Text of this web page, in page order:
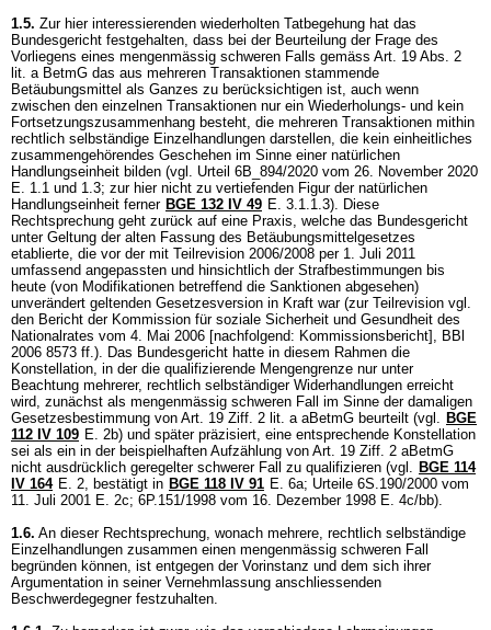
1.5. Zur hier interessierenden wiederholten Tatbegehung hat das
Bundesgericht festgehalten, dass bei der Beurteilung der Frage des
Vorliegens eines mengenmässig schweren Falls gemäss Art. 19 Abs. 2
lit. a BetmG das aus mehreren Transaktionen stammende
Betäubungsmittel als Ganzes zu berücksichtigen ist, auch wenn
zwischen den einzelnen Transaktionen nur ein Wiederholungs- und kein
Fortsetzungszusammenhang besteht, die mehreren Transaktionen mithin
rechtlich selbständige Einzelhandlungen darstellen, die kein einheitliches
zusammengehörendes Geschehen im Sinne einer natürlichen
Handlungseinheit bilden (vgl. Urteil 6B_894/2020 vom 26. November 2020
E. 1.1 und 1.3; zur hier nicht zu vertiefenden Figur der natürlichen
Handlungseinheit ferner BGE 132 IV 49 E. 3.1.1.3). Diese
Rechtsprechung geht zurück auf eine Praxis, welche das Bundesgericht
unter Geltung der alten Fassung des Betäubungsmittelgesetzes
etablierte, die vor der mit Teilrevision 2006/2008 per 1. Juli 2011
umfassend angepassten und hinsichtlich der Strafbestimmungen bis
heute (von Modifikationen betreffend die Sanktionen abgesehen)
unverändert geltenden Gesetzesversion in Kraft war (zur Teilrevision vgl.
den Bericht der Kommission für soziale Sicherheit und Gesundheit des
Nationalrates vom 4. Mai 2006 [nachfolgend: Kommissionsbericht], BBl
2006 8573 ff.). Das Bundesgericht hatte in diesem Rahmen die
Konstellation, in der die qualifizierende Mengengrenze nur unter
Beachtung mehrerer, rechtlich selbständiger Widerhandlungen erreicht
wird, zunächst als mengenmässig schweren Fall im Sinne der damaligen
Gesetzesbestimmung von Art. 19 Ziff. 2 lit. a aBetmG beurteilt (vgl. BGE
112 IV 109 E. 2b) und später präzisiert, eine entsprechende Konstellation
sei als ein in der beispielhaften Aufzählung von Art. 19 Ziff. 2 aBetmG
nicht ausdrücklich geregelter schwerer Fall zu qualifizieren (vgl. BGE 114
IV 164 E. 2, bestätigt in BGE 118 IV 91 E. 6a; Urteile 6S.190/2000 vom
11. Juli 2001 E. 2c; 6P.151/1998 vom 16. Dezember 1998 E. 4c/bb).
1.6. An dieser Rechtsprechung, wonach mehrere, rechtlich selbständige
Einzelhandlungen zusammen einen mengenmässig schweren Fall
begründen können, ist entgegen der Vorinstanz und dem sich ihrer
Argumentation in seiner Vernehmlassung anschliessenden
Beschwerdegegner festzuhalten.